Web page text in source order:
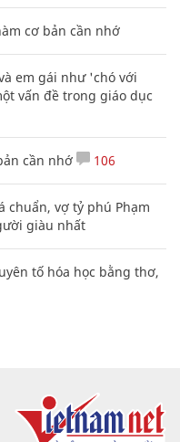
cơ bản cần nhớ
em gái như 'chó với
vấn đề trong giáo dục
cần nhớ 106
chuẩn, vợ tỷ phú Phạm
giàu nhất
tố hóa học bằng thơ,